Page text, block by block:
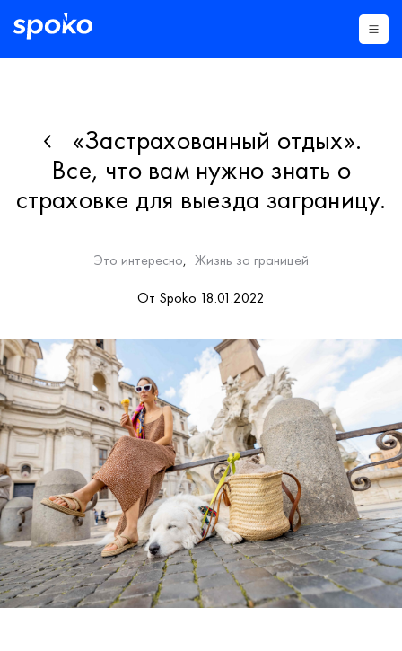
«Застрахованный отдых».
Все, что вам нужно знать о
страховке для выезда заграницу.
Это интересно, Жизнь за границей
От Spoko 18.01.2022